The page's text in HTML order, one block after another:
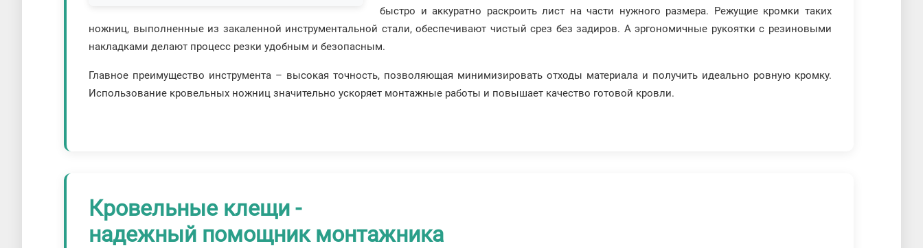
быстро и аккуратно раскроить лист на части нужного размера. Режущие кромки таких
ножниц, выполненные из закаленной инструментальной стали, обеспечивают чистый срез без задиров. А эргономичные рукоятки с резиновыми
накладками делают процесс резки удобным и безопасным.
Главное преимущество инструмента – высокая точность, позволяющая минимизировать отходы материала и получить идеально ровную кромку.
Использование кровельных ножниц значительно ускоряет монтажные работы и повышает качество готовой кровли.
Кровельные клещи -
надежный помощник монтажника